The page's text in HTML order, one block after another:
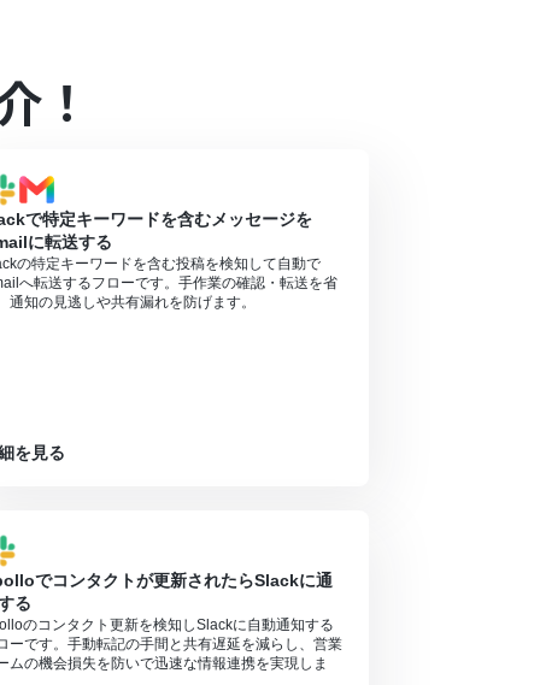
しているフローボットのオペレーションやデ
！
で特定キーワードを含むメッセージを
に転送する
の特定キーワードを含む投稿を検知して自動で
へ転送するフローです。手作業の確認・転送を省
通知の見逃しや共有漏れを防げます。
を見る
でコンタクトが更新されたらSlackに通
る
のコンタクト更新を検知しSlackに自動通知する
ーです。手動転記の手間と共有遅延を減らし、営業
ムの機会損失を防いで迅速な情報連携を実現しま